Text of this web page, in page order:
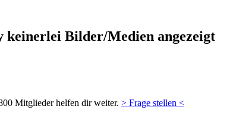
keinerlei Bilder/Medien angezeigt
Mitglieder helfen dir weiter. > Frage stellen <